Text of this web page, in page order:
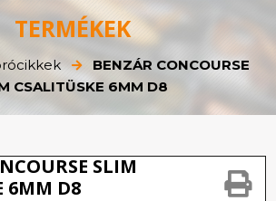
TERMÉKEK
BENZÁR CONCOURSE
CSALITÜSKE 6MM D8
SLIM
6MM D8